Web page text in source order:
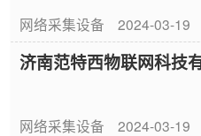
网络采集设备 2024-03-19
济南范特西物联网科技
网络采集设备 2024-03-19